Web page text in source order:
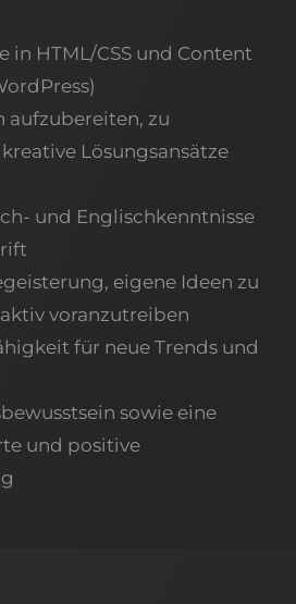
in HTML/CSS und Content
aufzubereiten, zu
Lösungsansätze
und Englischkenntnisse
eigene Ideen zu
voranzutreiben
für neue Trends und
sowie eine
und positive